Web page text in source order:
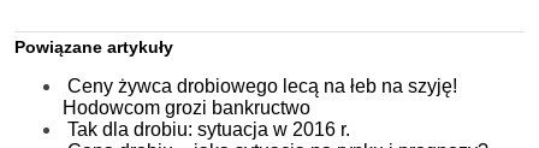
Powiązane artykuły
Ceny żywca drobiowego lecą na łeb na szyję!
Hodowcom grozi bankructwo
Tak dla drobiu: sytuacja w 2016 r.